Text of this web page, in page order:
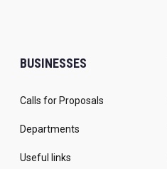
BUSINESSES
Calls for Proposals
Departments
Useful links